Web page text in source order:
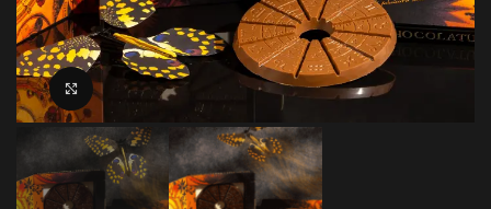
Noklikšķiniet, lai palielinātu